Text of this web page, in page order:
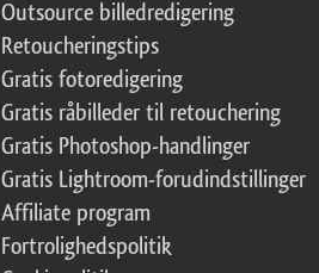
Outsource billedredigering
Retoucheringstips
Gratis fotoredigering
Gratis råbilleder til retouchering
Gratis Photoshop-handlinger
Gratis Lightroom-forudindstillinger
Affiliate program
Fortrolighedspolitik